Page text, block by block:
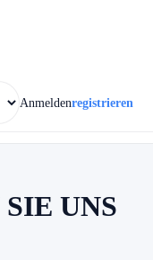
Anmeldenregistrieren
UNS